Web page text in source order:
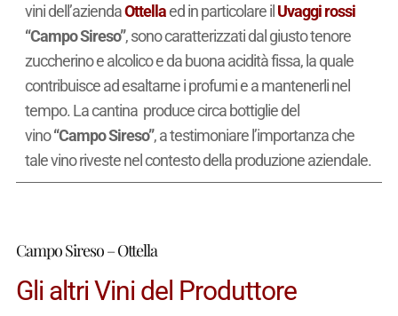
vini dell’aziendaOttellaed in particolare il Uvaggi rossi
“Campo Sireso”, sono caratterizzati dal giusto tenore
zuccherino e alcolico e da buona acidità fissa, la quale
contribuisce ad esaltarne i profumi e a mantenerli nel
tempo. La cantina produce circabottiglie del
vino“Campo Sireso”, a testimoniare l’importanza che
tale vino riveste nel contesto della produzione aziendale.
Campo Sireso – Ottella
Gli altri Vini del Produttore